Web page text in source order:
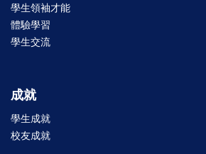
學生領袖才能
體驗學習
學生交流
成就
學生成就
校友成就